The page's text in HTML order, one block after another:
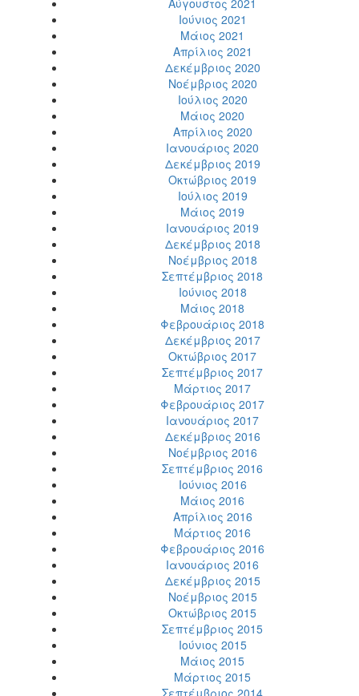
Αύγουστος 2021
Ιούνιος 2021
Μάιος 2021
Απρίλιος 2021
Δεκέμβριος 2020
Νοέμβριος 2020
Ιούλιος 2020
Μάιος 2020
Απρίλιος 2020
Ιανουάριος 2020
Δεκέμβριος 2019
Οκτώβριος 2019
Ιούλιος 2019
Μάιος 2019
Ιανουάριος 2019
Δεκέμβριος 2018
Νοέμβριος 2018
Σεπτέμβριος 2018
Ιούνιος 2018
Μάιος 2018
Φεβρουάριος 2018
Δεκέμβριος 2017
Οκτώβριος 2017
Σεπτέμβριος 2017
Μάρτιος 2017
Φεβρουάριος 2017
Ιανουάριος 2017
Δεκέμβριος 2016
Νοέμβριος 2016
Σεπτέμβριος 2016
Ιούνιος 2016
Μάιος 2016
Απρίλιος 2016
Μάρτιος 2016
Φεβρουάριος 2016
Ιανουάριος 2016
Δεκέμβριος 2015
Νοέμβριος 2015
Οκτώβριος 2015
Σεπτέμβριος 2015
Ιούνιος 2015
Μάιος 2015
Μάρτιος 2015
Σεπτέμβριος 2014